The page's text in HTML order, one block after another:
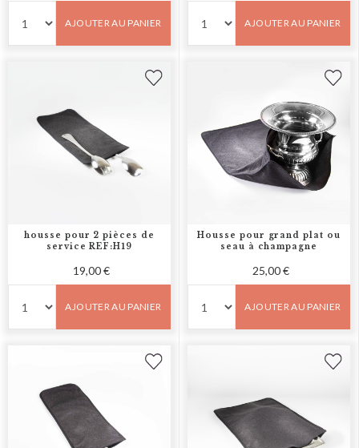
AJOUTER AU PANIER AJOUTER AU PANIER
housse pour 2 pièces de
service REF:H19
19,00 €
AJOUTER AU PANIER
Housse pour grand plat ou
seau à champagne
25,00 €
AJOUTER AU PANIER